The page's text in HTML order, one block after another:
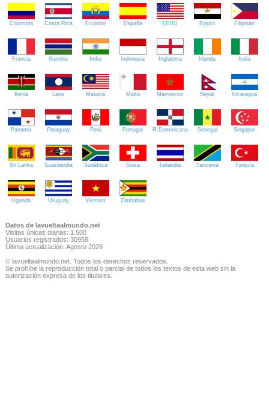
Colombia Costa Rica Ecuador España EEUU Egipto Filipinas
Francia Gambia India Indonesia Inglaterra Irlanda Italia
Kenia Laos Malasia Malta Marruecos Nepal Nicaragua
Panamá Paraguay Perú Portugal R.Dominicana Senegal Singapur
Sri Lanka Suazilandia Sudáfrica Suiza Tailandia Tanzania Turquía
Uganda Uruguay Vietnam Zimbabue
Datos de lavueltaalmundo.net
Visitas únicas diarias: 1.500
Usuarios registrados: 30958
Última actualización: Agosto 2026
© lavueltaalmundo.net. Todos los derechos reservados.
Se prohíbe la reproducción total o parcial de todos los textos de esta web sin la
autorización expresa de los titulares.